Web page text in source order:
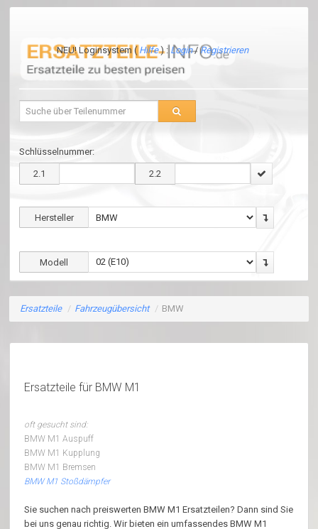
NEU! Loginsystem ( Hilfe) : Login/Registrieren
Schlüsselnummer:
2.1 2.2
Hersteller
Modell
Ersatzteile / Fahrzeugübersicht / BMW
Ersatzteile für BMW M1
oft gesucht sind:
BMW M1 Auspuff
BMW M1 Kupplung
BMW M1 Bremsen
BMW M1 Stoßdämpfer
Sie suchen nach preiswerten BMW M1 Ersatzteilen? Dann sind Sie
bei uns genau richtig. Wir bieten ein umfassendes BMW M1